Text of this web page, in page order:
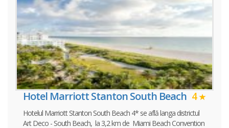
Hotel Marriott Stanton South Beach 4
Hotelul Marriott Stanton South Beach 4* se află langa districtul
Art Deco - South Beach, la 3,2 km de Miami Beach Convention